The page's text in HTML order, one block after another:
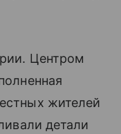
Центром
жителей
детали